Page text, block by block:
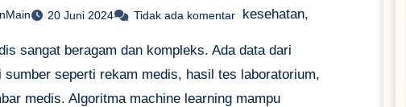
20 Juni 2024 Tidak ada komentar kesehatan,
sangat beragam dan kompleks. Ada data dari
sumber seperti rekam medis, hasil tes laboratorium,
medis. Algoritma machine learning mampu